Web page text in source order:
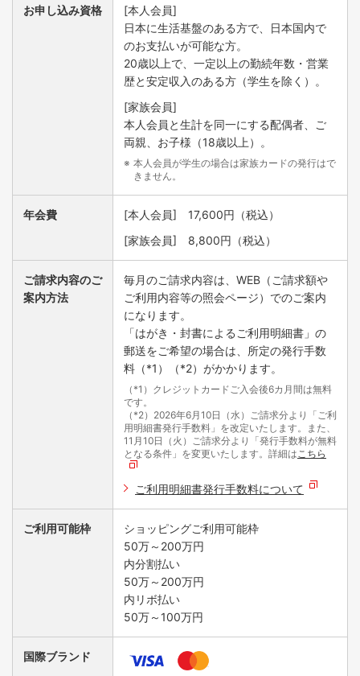
お申し込み資格
[本人会員]
日本に生活基盤のある方で、日本国内で
のお支払いが可能な方。
20歳以上で、一定以上の勤続年数・営業
歴と安定収入のある方（学生を除く）。
[家族会員]
本人会員と生計を同一にする配偶者、ご
両親、お子様（18歳以上）。
本人会員が学生の場合は家族カードの発行はで
きません。
年会費
[本人会員] 17,600円（税込）
[家族会員] 8,800円（税込）
ご請求内容のご
案内方法
毎月のご請求内容は、WEB（ご請求額や
ご利用内容等の照会ページ）でのご案内
になります。
「はがき・封書によるご利用明細書」の
郵送をご希望の場合は、所定の発行手数
料（*1）（*2）がかかります。
（*1）クレジットカードご入会後6カ月間は無料
です。
（*2）2026年6月10日（水）ご請求分より「ご利
用明細書発行手数料」を改定いたします。また、
11月10日（火）ご請求分より「発行手数料が無料
となる条件」を変更いたします。詳細はこちら
ご利用明細書発行手数料について
ご利用可能枠
ショッピングご利用可能枠
50万～200万円
内分割払い
50万～200万円
内リボ払い
50万～100万円
国際ブランド